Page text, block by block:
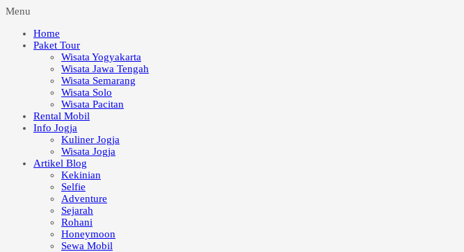
Menu
Home
Paket Tour
Wisata Yogyakarta
Wisata Jawa Tengah
Wisata Semarang
Wisata Solo
Wisata Pacitan
Rental Mobil
Info Jogja
Kuliner Jogja
Wisata Jogja
Artikel Blog
Kekinian
Selfie
Adventure
Sejarah
Rohani
Honeymoon
Sewa Mobil